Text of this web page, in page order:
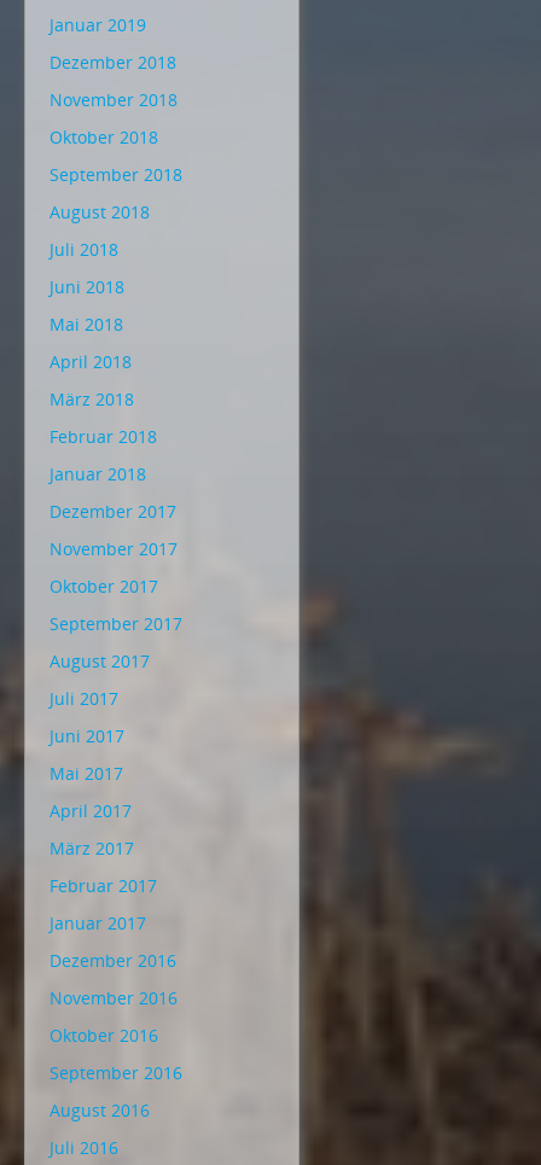
Januar 2019
Dezember 2018
November 2018
Oktober 2018
September 2018
August 2018
Juli 2018
Juni 2018
Mai 2018
April 2018
März 2018
Februar 2018
Januar 2018
Dezember 2017
November 2017
Oktober 2017
September 2017
August 2017
Juli 2017
Juni 2017
Mai 2017
April 2017
März 2017
Februar 2017
Januar 2017
Dezember 2016
November 2016
Oktober 2016
September 2016
August 2016
Juli 2016